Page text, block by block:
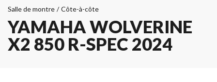
Salle de montre / Côte-à-côte
YAMAHA WOLVERINE
X2 850 R-SPEC 2024